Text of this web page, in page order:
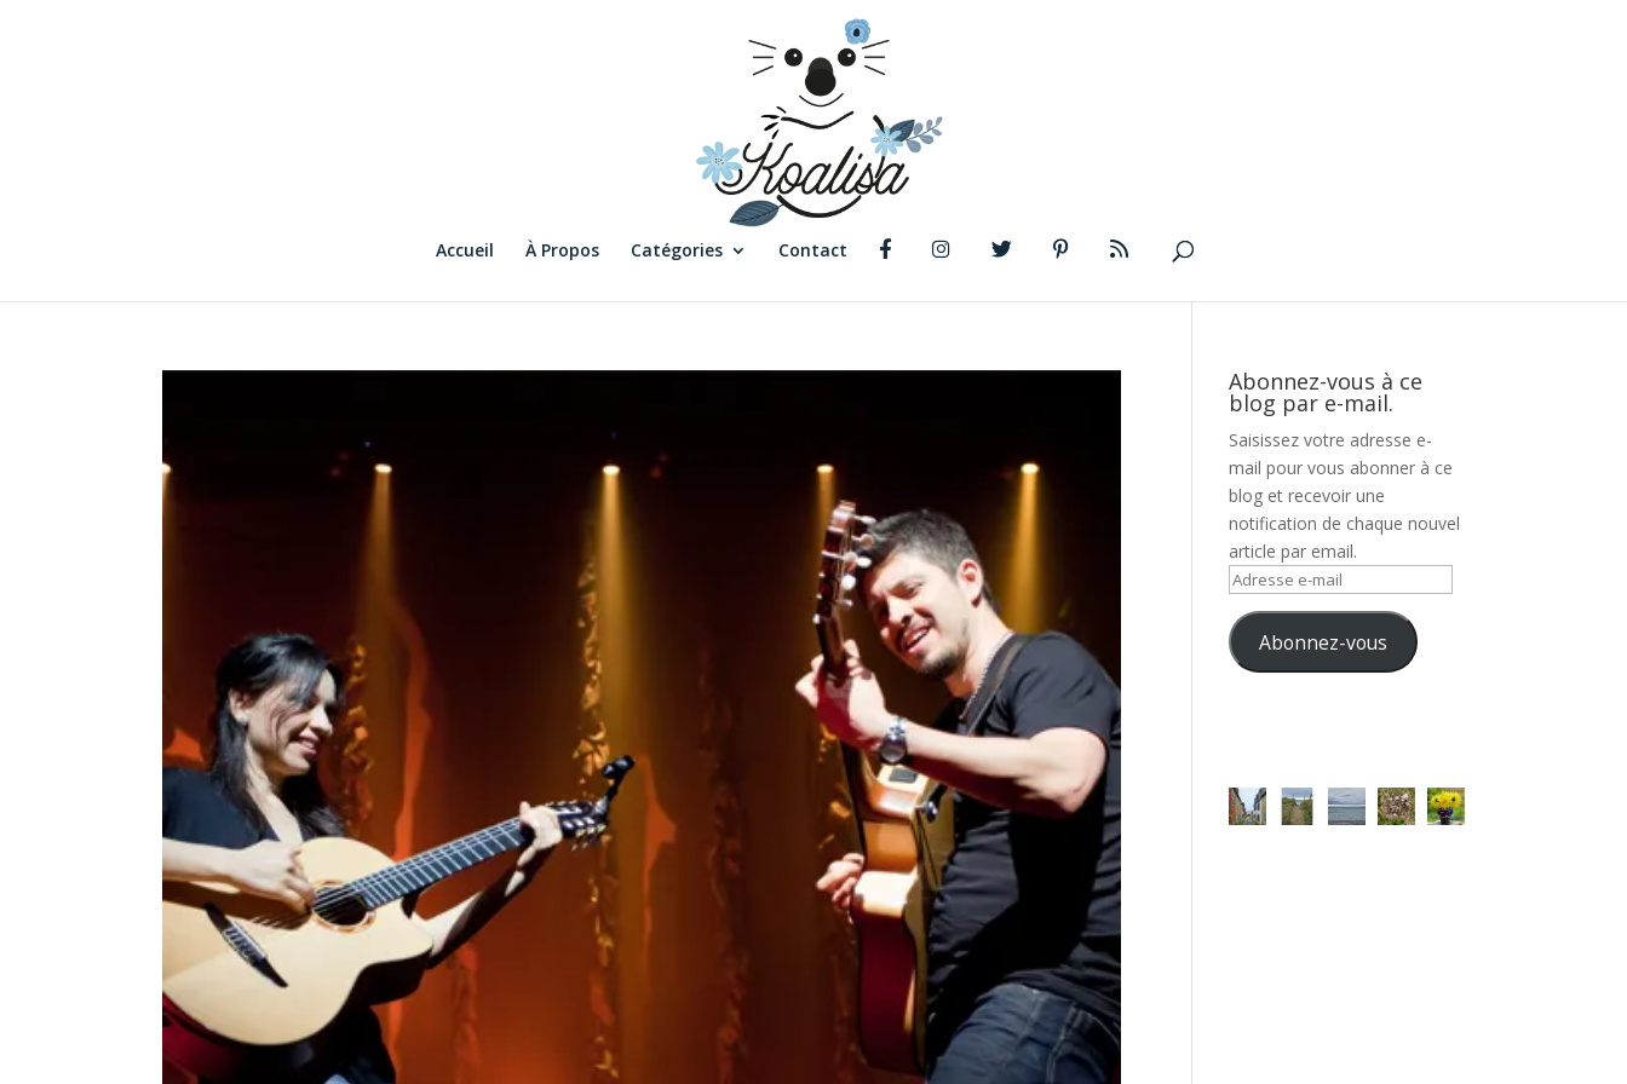
Accueil À Propos Catégories Contact
Abonnez-vous à ce
blog par e-mail.
Saisissez votre adresse e-
mail pour vous abonner à ce
blog et recevoir une
notification de chaque nouvel
article par email.
Adresse
mail Abonnez-vous